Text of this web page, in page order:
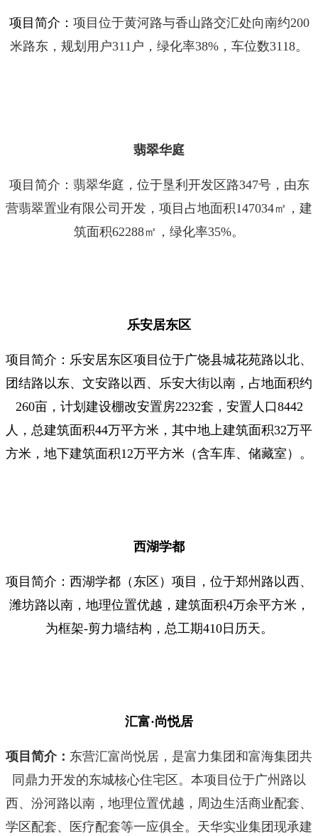
项目简介： 项目位于黄河路与香山路交汇处向南约200
米路东，规划用户311户，绿化率38%，车位数3118。
翡翠华庭
项目简介：翡翠华庭，位于垦利开发区路347号，由东
营翡翠置业有限公司开发，项目占地面积147034㎡，建
筑面积62288㎡，绿化率35%。
乐安居东区
项目简介：乐安居东区项目位于广饶县城花苑路以北、
团结路以东、文安路以西、乐安大街以南，占地面积约
260亩，计划建设棚改安置房2232套，安置人口8442
人，总建筑面积44万平方米，其中地上建筑面积32万平
方米，地下建筑面积12万平方米（含车库、储藏室）。
西湖学都
项目简介：西湖学都（东区）项目，位于郑州路以西、
潍坊路以南，地理位置优越，建筑面积4万余平方米，
为框架-剪力墙结构，总工期410日历天。
汇富·尚悦居
项目简介： 东营汇富尚悦居，是富力集团和富海集团共
同鼎力开发的东城核心住宅区。本项目位于广州路以
西、汾河路以南，地理位置优越，周边生活商业配套、
学区配套、医疗配套等一应俱全。天华实业集团现承建